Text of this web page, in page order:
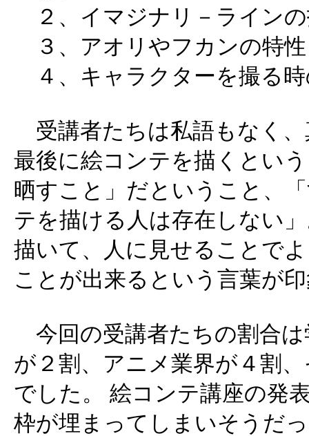
２、イマジナリ－ライン
３、アオリやフカンの特性
４、キャラクターを撮る
受講者たちは私語もなく
最後に絵コンテを描くとい
晒すこと」だということ、
テを描ける人は存在しない
描いて、人に見せることで
ことが出来るという言葉が
今回の受講者たちの割合は
が２割、アニメ業界が４割
でした。 絵コンテ講座の発
枠が埋まってしまいそうだ